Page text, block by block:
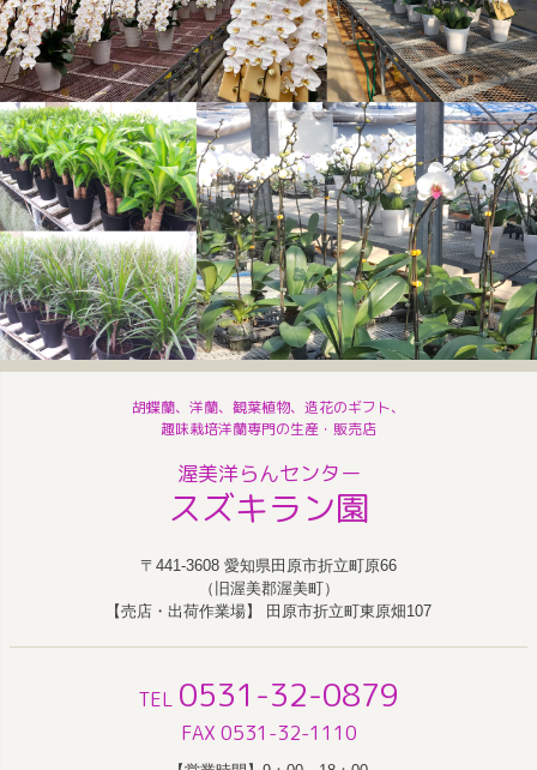
胡蝶蘭、洋蘭、観葉植物、造花のギフト、
趣味栽培洋蘭専門の生産・販売店
渥美洋らんセンター
スズキラン園
〒441-3608 愛知県田原市折立町原66
（旧渥美郡渥美町）
【売店・出荷作業場】 田原市折立町東原畑107
TEL 0531-32-0879
FAX 0531-32-1110